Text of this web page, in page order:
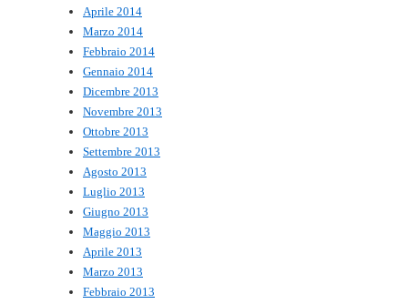
Aprile 2014
Marzo 2014
Febbraio 2014
Gennaio 2014
Dicembre 2013
Novembre 2013
Ottobre 2013
Settembre 2013
Agosto 2013
Luglio 2013
Giugno 2013
Maggio 2013
Aprile 2013
Marzo 2013
Febbraio 2013